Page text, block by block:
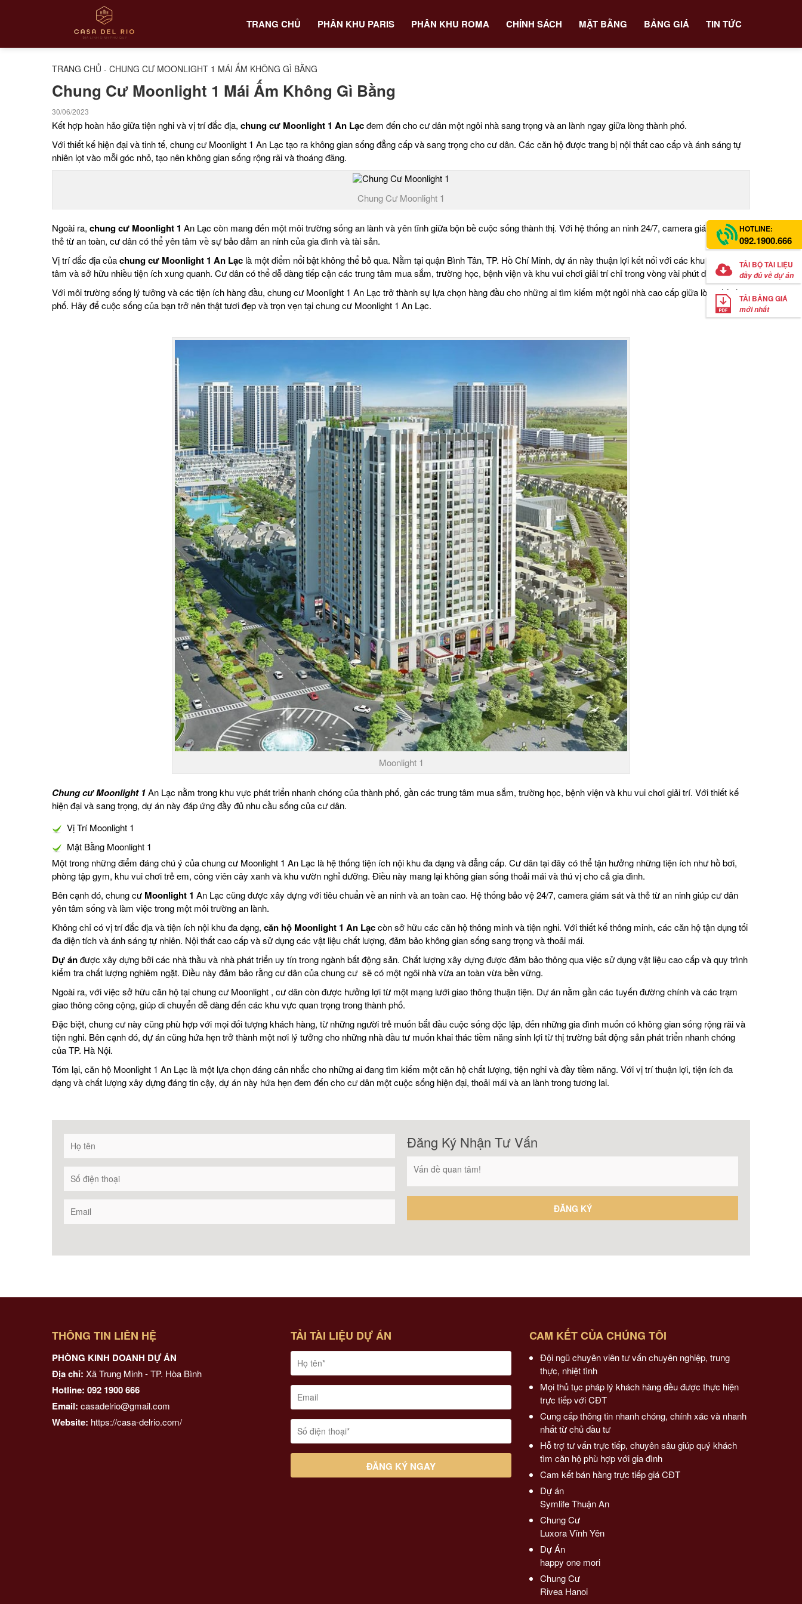
TRANG CHỦ PHÂN KHU PARIS PHÂN KHU ROMA CHÍNH SÁCH MẶT BẰNG BẢNG GIÁ TIN TỨC
TRANG CHỦ - CHUNG CƯ MOONLIGHT 1 MÁI ẤM KHÔNG GÌ BẰNG
Chung Cư Moonlight 1 Mái Ấm Không Gì Bằng
30/06/2023
Kết hợp hoàn hảo giữa tiện nghi và vị trí đắc địa, chung cư Moonlight 1 An Lạcđem đến cho cư dân một ngôi nhà sang trọng và an lành ngay giữa lòng thành phố.
Với thiết kế hiện đại và tinh tế, chung cư Moonlight 1 An Lạc tạo ra không gian sống đẳng cấp và sang trọng cho cư dân. Các căn hộ được trang bị nội thất cao cấp và ánh sáng tự
nhiên lọt vào mỗi góc nhỏ, tạo nên không gian sống rộng rãi và thoáng đãng.
Chung Cư Moonlight 1
Ngoài ra, chung cư Moonlight 1 An Lạc còn mang đến một môi trường sống an lành và yên tĩnh giữa bộn bề cuộc sống thành thị. Với hệ thống an ninh 24/7, camera giám sát và
thẻ từ an toàn, cư dân có thể yên tâm về sự bảo đảm an ninh của gia đình và tài sản.
Vị trí đắc địa củachung cư Moonlight 1 An Lạc là một điểm nổi bật không thể bỏ qua. Nằm tại quận Bình Tân, TP. Hồ Chí Minh, dự án này thuận lợi kết nối với các khu vực trung
tâm và sở hữu nhiều tiện ích xung quanh. Cư dân có thể dễ dàng tiếp cận các trung tâm mua sắm, trường học, bệnh viện và khu vui chơi giải trí chỉ trong vòng vài phút di chuyển.
Với môi trường sống lý tưởng và các tiện ích hàng đầu, chung cư Moonlight 1 An Lạc trở thành sự lựa chọn hàng đầu cho những ai tìm kiếm một ngôi nhà cao cấp giữa lòng thành
phố. Hãy để cuộc sống của bạn trở nên thật tươi đẹp và trọn vẹn tại chung cư Moonlight 1 An Lạc.
Moonlight 1
Chung cư Moonlight 1An Lạc nằm trong khu vực phát triển nhanh chóng của thành phố, gần các trung tâm mua sắm, trường học, bệnh viện và khu vui chơi giải trí. Với thiết kế
hiện đại và sang trọng, dự án này đáp ứng đầy đủ nhu cầu sống của cư dân.
Vị Trí Moonlight 1
Mặt Bằng Moonlight 1
Một trong những điểm đáng chú ý của chung cư Moonlight 1 An Lạc là hệ thống tiện ích nội khu đa dạng và đẳng cấp. Cư dân tại đây có thể tận hưởng những tiện ích như hồ bơi,
phòng tập gym, khu vui chơi trẻ em, công viên cây xanh và khu vườn nghỉ dưỡng. Điều này mang lại không gian sống thoải mái và thú vị cho cả gia đình.
Bên cạnh đó, chung cư Moonlight 1 An Lạc cũng được xây dựng với tiêu chuẩn về an ninh và an toàn cao. Hệ thống bảo vệ 24/7, camera giám sát và thẻ từ an ninh giúp cư dân
yên tâm sống và làm việc trong một môi trường an lành.
Không chỉ có vị trí đắc địa và tiện ích nội khu đa dạng, căn hộ Moonlight 1 An Lạccòn sở hữu các căn hộ thông minh và tiện nghi. Với thiết kế thông minh, các căn hộ tận dụng tối
đa diện tích và ánh sáng tự nhiên. Nội thất cao cấp và sử dụng các vật liệu chất lượng, đảm bảo không gian sống sang trọng và thoải mái.
Dự ánđược xây dựng bởi các nhà thầu và nhà phát triển uy tín trong ngành bất động sản. Chất lượng xây dựng được đảm bảo thông qua việc sử dụng vật liệu cao cấp và quy trình
kiểm tra chất lượng nghiêm ngặt. Điều này đảm bảo rằng cư dân của chung cư sẽ có một ngôi nhà vừa an toàn vừa bền vững.
Ngoài ra, với việc sở hữu căn hộ tại chung cư Moonlight , cư dân còn được hưởng lợi từ một mạng lưới giao thông thuận tiện. Dự án nằm gần các tuyến đường chính và các trạm
giao thông công cộng, giúp di chuyển dễ dàng đến các khu vực quan trọng trong thành phố.
Đặc biệt, chung cư này cũng phù hợp với mọi đối tượng khách hàng, từ những người trẻ muốn bắt đầu cuộc sống độc lập, đến những gia đình muốn có không gian sống rộng rãi và
tiện nghi. Bên cạnh đó, dự án cũng hứa hẹn trở thành một nơi lý tưởng cho những nhà đầu tư muốn khai thác tiềm năng sinh lợi từ thị trường bất động sản phát triển nhanh chóng
của TP. Hà Nội.
Tóm lại, căn hộ Moonlight 1 An Lạc là một lựa chọn đáng cân nhắc cho những ai đang tìm kiếm một căn hộ chất lượng, tiện nghi và đầy tiềm năng. Với vị trí thuận lợi, tiện ích đa
dạng và chất lượng xây dựng đáng tin cậy, dự án này hứa hẹn đem đến cho cư dân một cuộc sống hiện đại, thoải mái và an lành trong tương lai.
Đăng Ký Nhận Tư Vấn
THÔNG TIN LIÊN HỆ
PHÒNG KINH DOANH DỰ ÁN
Địa chỉ: Xã Trung Minh - TP. Hòa Bình
Hotline: 092 1900 666
Email: casadelrio@gmail.com
Website: https://casa-delrio.com/
TẢI TÀI LIỆU DỰ ÁN CAM KẾT CỦA CHÚNG TÔI
Đội ngũ chuyên viên tư vấn chuyên nghiệp, trung
thực, nhiệt tình
Mọi thủ tục pháp lý khách hàng đều được thực hiện
trực tiếp với CĐT
Cung cấp thông tin nhanh chóng, chính xác và nhanh
nhất từ chủ đầu tư
Hỗ trợ tư vấn trực tiếp, chuyên sâu giúp quý khách
tìm căn hộ phù hợp với gia đình
Cam kết bán hàng trực tiếp giá CĐT
Dự án
Symlife Thuận An
Chung Cư
Luxora Vĩnh Yên
Dự Án
happy one mori
Chung Cư
Rivea Hanoi
HOTLINE:
092.1900.666
TẢI BỘ TÀI LIỆU
đầy đủ về dự án
TẢI BẢNG GIÁ
mới nhất